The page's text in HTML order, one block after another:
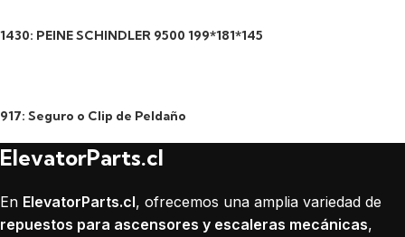
1430: PEINE SCHINDLER 9500 199*181*145
917: Seguro o Clip de Peldaño
ElevatorParts.cl
En ElevatorParts.cl, ofrecemos una amplia variedad de
repuestos para ascensores y escaleras mecánicas,